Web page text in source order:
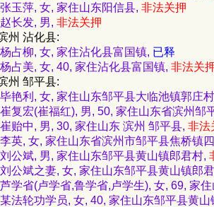
张玉萍, 女, 家住山东阳信县, 非法关押
赵长发, 男, 非法关押
州 沾化县:
杨占柳, 女, 家住沾化县富国镇, 已释
杨占美, 女, 40, 家住沾化县富国镇, 非法关
州 邹平县:
毕艳利, 女, 家住山东邹平县大临池镇郭庄
崔复宏(崔福红), 男, 50, 家住山东省滨州邹
崔贻中, 男, 30, 家住山东 滨州 邹平县, 非法
李英, 女, 家住山东省滨州市邹平县焦桥镇
刘公斌, 男, 家住山东邹平县黄山镇郎君村,
刘公斌之妻, 女, 家住山东邹平县黄山镇郎
芦学省(卢学省,鲁学省,卢学生), 女, 69, 家
某法轮功学员, 女, 40, 家住山东邹平县黄山